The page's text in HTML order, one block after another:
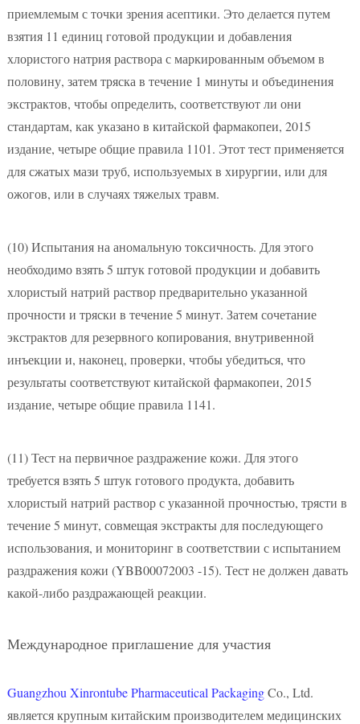
приемлемым с точки зрения асептики. Это делается путем
взятия 11 единиц готовой продукции и добавления
хлористого натрия раствора с маркированным объемом в
половину, затем тряска в течение 1 минуты и объединения
экстрактов, чтобы определить, соответствуют ли они
стандартам, как указано в китайской фармакопеи, 2015
издание, четыре общие правила 1101. Этот тест применяется
для сжатых мази труб, используемых в хирургии, или для
ожогов, или в случаях тяжелых травм.
(10)Испытания на аномальную токсичность. Для этого
необходимо взять 5 штук готовой продукции и добавить
хлористый натрий раствор предварительно указанной
прочности и тряски в течение 5 минут. Затем сочетание
экстрактов для резервного копирования, внутривенной
инъекции и, наконец, проверки, чтобы убедиться, что
результаты соответствуют китайской фармакопеи, 2015
издание, четыре общие правила 1141.
(11)Тест на первичное раздражение кожи. Для этого
требуется взять 5 штук готового продукта, добавить
хлористый натрий раствор с указанной прочностью, трясти в
течение 5 минут, совмещая экстракты для последующего
использования, и мониторинг в соответствии с испытанием
раздражения кожи (YBB00072003 -15). Тест не должен давать
какой-либо раздражающей реакции.
Международное приглашение для участия
Guangzhou Xinrontube Pharmaceutical PackagingCo., Ltd.
является крупным китайским производителем медицинских